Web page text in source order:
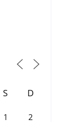
S D
1 2